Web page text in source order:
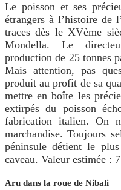
Le poisson et ses
étrangers à l’histoire de
traces dès le XVème
Mondella. Le
production de 25 tonnes
Mais attention, pas
produit au profit de sa
mettre en boîte les
extirpés du poisson
fabrication italien. On
marchandise. Toujours
péninsule détient le
caveau. Valeur estimée :
Aru dans la roue de Nibali